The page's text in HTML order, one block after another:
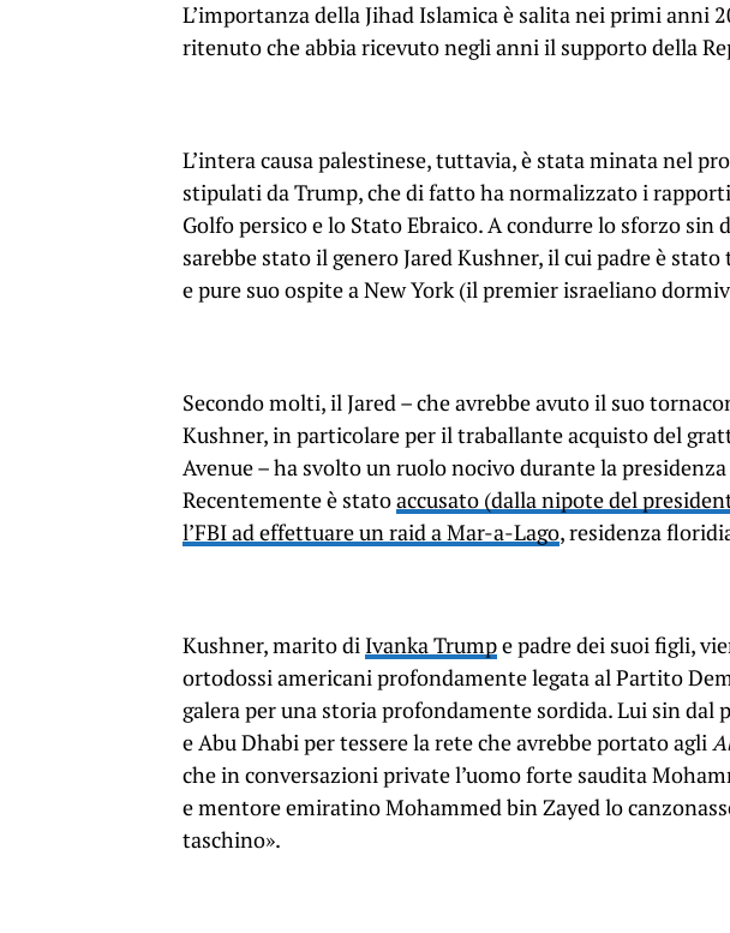
L’importanza della Jihad Islamica è salita nei primi anni
ritenuto che abbia ricevuto negli anni il supporto della
L’intera causa palestinese, tuttavia, è stata minata nel
stipulati da Trump, che di fatto ha normalizzato i
Golfo persico e lo Stato Ebraico. A condurre lo sforzo
sarebbe stato il genero Jared Kushner, il cui padre è
e pure suo ospite a New York (il premier israeliano
Secondo molti, il Jared – che avrebbe avuto il suo
Kushner, in particolare per il traballante acquisto del
Avenue – ha svolto un ruolo nocivo durante la
Recentemente è statoaccusato (dalla nipote del
l’FBI ad effettuare un raid a Mar-a-Lago, residenza
Kushner, marito di Ivanka Trumpe padre dei suoi figli,
ortodossi americani profondamente legata al Partito
galera per una storia profondamente sordida. Lui sin dal
e Abu Dhabi per tessere la rete che avrebbe portato agli
che in conversazioni private l’uomo forte saudita
e mentore emiratino Mohammed bin Zayed lo
taschino».